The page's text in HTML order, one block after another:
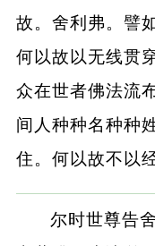
故。舍利弗。譬
何以故以无线贯
众在世者佛法流
间人种种名种种
住。何以故不以
尔时世尊告